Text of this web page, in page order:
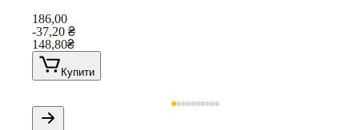
186,00
-37,20 ₴
148,80₴
Купити